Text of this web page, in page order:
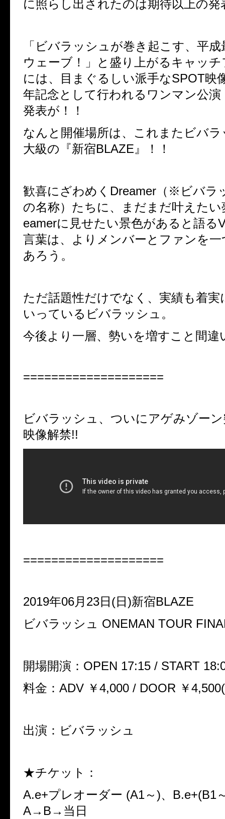
に照らし出されたのは期待以上の
「ビバラッシュが巻き起こす、平
ウェーブ！」と盛り上がるキャッ
には、目まぐるしい派手なSPOT映
年記念として行われるワンマン公演
発表が！！
なんと開催場所は、これまたビバ
大級の『新宿BLAZE』！！
歓喜にざわめくDreamer（※ビバラ
の名称）たちに、まだまだ叶えた
eamerに見せたい景色があると語る
言葉は、よりメンバーとファンを
あろう。
ただ話題性だけでなく、実績も着実
いっているビバラッシュ。
今後より一層、勢いを増すこと間違
====================
ビバラッシュ、ついにアゲみゾー
映像解禁!!
====================
2019年06月23日(日)新宿BLAZE
ビバラッシュ ONEMAN TOUR
開場開演：OPEN 17:15 / START
料金：ADV ￥4,000 / DOOR ￥
出演：ビバラッシュ
★チケット：
A.e+プレオーダー (A1～)、
A→B→当日